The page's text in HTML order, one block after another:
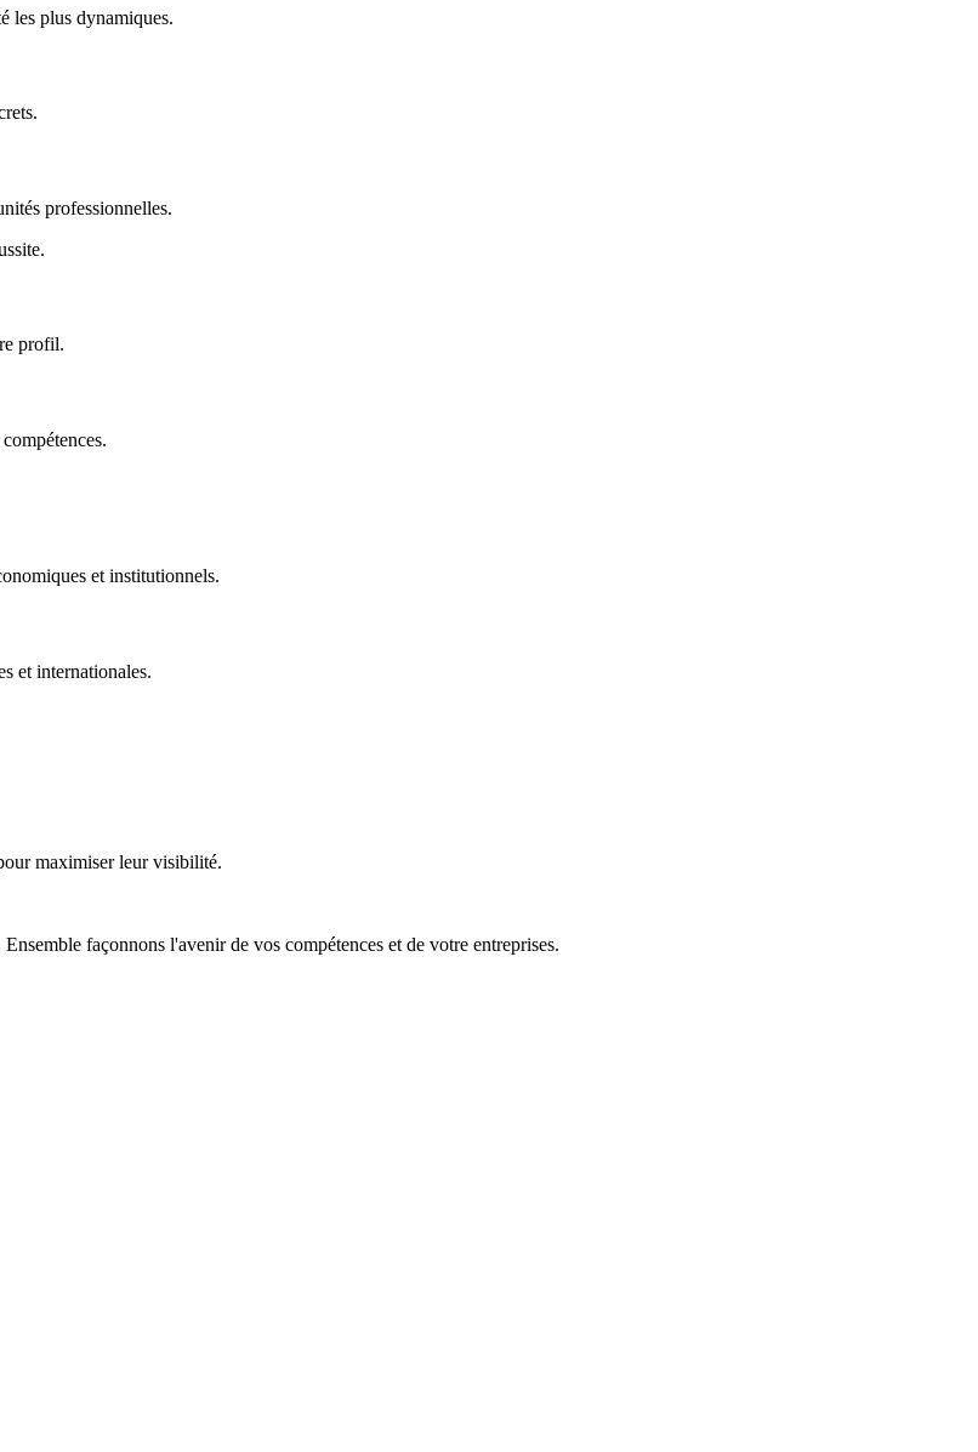
les plus dynamiques.
professionnelles.
profil.
et institutionnels.
et internationales.
maximiser leur visibilité.
façonnons l'avenir de vos compétences et de votre entreprises.